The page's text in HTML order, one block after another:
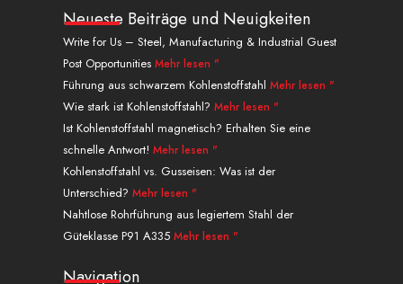
k
e
d
i
n
t
b
e
w
i
t
t
e
r
t
e
r
e
s
t
t
a
g
a
m
f
c
b
o
Neueste Beiträge und Neuigkeiten
Write for Us – Steel, Manufacturing & Industrial Guest
Post Opportunities Mehr lesen "
Führung aus schwarzem Kohlenstoffstahl Mehr lesen "
Wie stark ist Kohlenstoffstahl? Mehr lesen "
Ist Kohlenstoffstahl magnetisch? Erhalten Sie eine
schnelle Antwort! Mehr lesen "
Kohlenstoffstahl vs. Gusseisen: Was ist der
Unterschied? Mehr lesen "
Nahtlose Rohrführung aus legiertem Stahl der
Güteklasse P91 A335 Mehr lesen "
Navigation